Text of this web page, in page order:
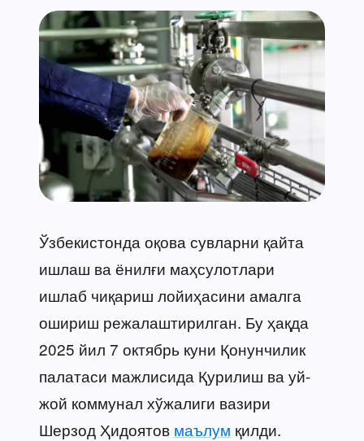
Ўзбекистонда оқова сувларни қайта
ишлаш ва ёнилғи маҳсулотлари
ишлаб чиқариш лойиҳасини амалга
ошириш режалаштирилган. Бу ҳақда
2025 йил 7 октябрь куни Қонунчилик
палатаси мажлисида Қурилиш ва уй-
жой коммунал хўжалиги вазири
Шерзод Ҳидоятов маълум қилди.